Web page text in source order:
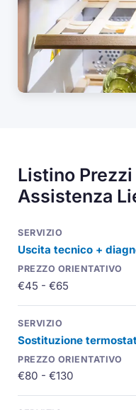
Listino
Assistenza
Uscita tecnico +
€45 - €65
Sostituzione
€80 - €130